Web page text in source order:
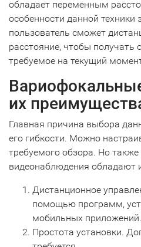
обладает переменным
особенности данной
пользователь сможет
расстояние, чтобы получать
требуемое на текущий
их
Главная причина выбора
его гибкости. Можно
требуемого обзора. Но
видеонаблюдения обладают
Дистанционное
помощью программ,
мобильных приложений.
Простота установки.